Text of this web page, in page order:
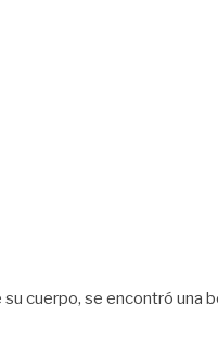
cuerpo, se encontró una